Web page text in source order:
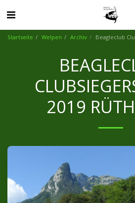
Startseite Welpen Archiv Beagleclub
2019